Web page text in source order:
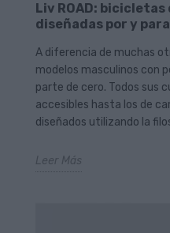
Liv ROAD:
diseñadas por y
A diferencia de muchas
modelos masculinos con
parte de cero. Todos sus
accesibles hasta los de
diseñados utilizando la
Leer Más